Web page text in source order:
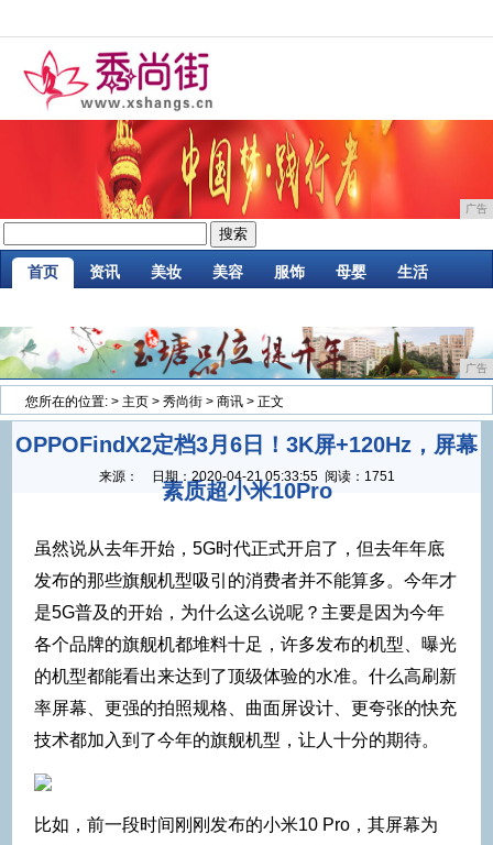
广告
首页 资讯 美妆 美容 服饰 母婴 生活
广告
您所在的位置: > 主页 > 秀尚街 > 商讯 > 正文
OPPOFindX2定档3月6日！3K屏+120Hz，屏幕
素质超小米10Pro
来源： 日期： 2020-04-21 05:33:55 阅读：1751
虽然说从去年开始，5G时代正式开启了，但去年年底
发布的那些旗舰机型吸引的消费者并不能算多。今年才
是5G普及的开始，为什么这么说呢？主要是因为今年
各个品牌的旗舰机都堆料十足，许多发布的机型、曝光
的机型都能看出来达到了顶级体验的水准。什么高刷新
率屏幕、更强的拍照规格、曲面屏设计、更夸张的快充
技术都加入到了今年的旗舰机型，让人十分的期待。
比如，前一段时间刚刚发布的小米10 Pro，其屏幕为